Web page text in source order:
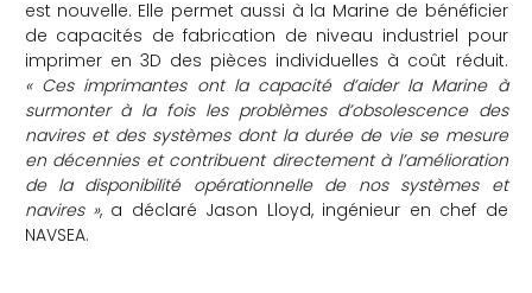
est nouvelle. Elle permet aussi à la Marine de bénéficier
de capacités de fabrication de niveau industriel pour
imprimer en 3D des pièces individuelles à coût réduit.
« Ces imprimantes ont la capacité d’aider la Marine à
surmonter à la fois les problèmes d’obsolescence des
navires et des systèmes dont la durée de vie se mesure
en décennies et contribuent directement à l’amélioration
de la disponibilité opérationnelle de nos systèmes et
navires », a déclaré Jason Lloyd, ingénieur en chef de
NAVSEA.